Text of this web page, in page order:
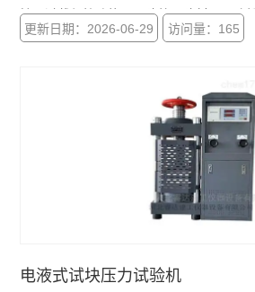
持、过载保护功能，是建筑、建材、公路
检测设备。
更新日期：2026-06-29 访问量：165
电液式试块压力试验机